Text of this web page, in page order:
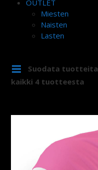
OUTLET
Miesten
Naisten
Lasten
Suodata tuotteita
kaikki 4 tuotteesta